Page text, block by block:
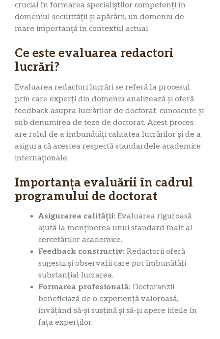
crucial în formarea specialiștilor competenți în
domeniul securității și apărării, un domeniu de
mare importanță în contextul actual.
Ce este evaluarea redactori
lucrări?
Evaluarea redactori lucrări se referă la procesul
prin care experți din domeniu analizează și oferă
feedback asupra lucrărilor de doctorat, cunoscute și
sub denumirea de teze de doctorat. Acest proces
are rolul de a îmbunătăți calitatea lucrărilor și de a
asigura că acestea respectă standardele academice
internaționale.
Importanța evaluării în cadrul
programului de doctorat
Asigurarea calității: Evaluarea riguroasă
ajută la menținerea unui standard înalt al
cercetărilor academice.
Feedback constructiv: Redactorii oferă
sugestii și observații care pot îmbunătăți
substanțial lucrarea.
Formarea profesională: Doctoranzii
beneficiază de o experiență valoroasă,
învățând să-și susțină și să-și apere ideile în
fața experților.